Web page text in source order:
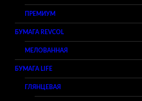
ПРЕМИУМ
БУМАГА REVCOL
МЕЛОВАННАЯ
БУМАГА LIFE
ГЛЯНЦЕВАЯ